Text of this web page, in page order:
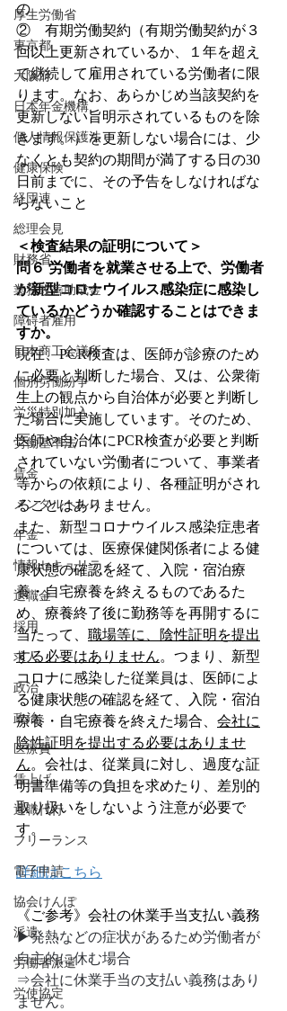
厚生労働省
東京都
大阪府
日本年金機構
個人情報保護法
健康保険
経団連
総理会見
財務省
業務改善助成金
障碍者雇用
日本商工会議所
個別労働紛争
労災特別加入
労働基準法
賃金
メンタルヘルス
年金
情報セキュリティ
退職金
採用
求人
政治
政治
医療費
賃上げ
退職代行
フリーランス
電子申請
協会けんぽ
派遣
労働者派遣
労使協定
の
②　有期労働契約（有期労働契約が３
回以上更新されているか、１年を超え
て継続して雇用されている労働者に限
ります。なお、あらかじめ当該契約を
更新しない旨明示されているものを除
きます。）を更新しない場合には、少
なくとも契約の期間が満了する日の30
日前までに、その予告をしなければな
らないこと
＜検査結果の証明について＞
問６ 労働者を就業させる上で、労働者
が新型コロナウイルス感染症に感染し
ているかどうか確認することはできま
すか。
現在、PCR検査は、医師が診療のため
に必要と判断した場合、又は、公衆衛
生上の観点から自治体が必要と判断し
た場合に実施しています。そのため、
医師や自治体にPCR検査が必要と判断
されていない労働者について、事業者
等からの依頼により、各種証明がされ
ることはありません。
また、新型コロナウイルス感染症患者
については、医療保健関係者による健
康状態の確認を経て、入院・宿泊療
養・自宅療養を終えるものであるた
め、療養終了後に勤務等を再開するに
当たって、 職場等に、陰性証明を提出
する必要はありません。つまり、新型
コロナに感染した従業員は、医師によ
る健康状態の確認を経て、入院・宿泊
療養・自宅療養を終えた場合、 会社に
陰性証明を提出する必要はありませ
ん。会社は、従業員に対し、過度な証
明書準備等の負担を求めたり、差別的
取り扱いをしないよう注意が必要で
す。
詳細はこちら
《ご参考》会社の休業手当支払い義務
▶発熱などの症状があるため労働者が
自主的に休む場合
⇒会社に休業手当の支払い義務はあり
ません。